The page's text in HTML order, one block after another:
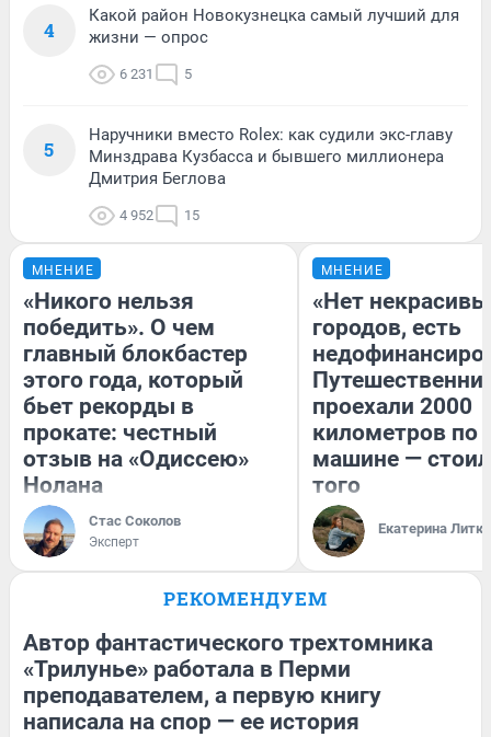
4
Какой район Новокузнецка самый лучший для
жизни — опрос
6 231 5
5
Наручники вместо Rolex: как судили экс-главу
Минздрава Кузбасса и бывшего миллионера
Дмитрия Беглова
4 952 15
МНЕНИЕ
«Никого нельзя
победить». О чем
главный блокбастер
этого года, который
бьет рекорды в
прокате: честный
отзыв на «Одиссею»
Нолана
Стас Соколов
Эксперт
МНЕНИЕ
«Нет
городов, есть
проехали 2000
километров по
машине —
того
Екатерина
РЕКОМЕНДУЕМ
Автор фантастического трехтомника
«Трилунье» работала в Перми
преподавателем, а первую книгу
написала на спор — ее история